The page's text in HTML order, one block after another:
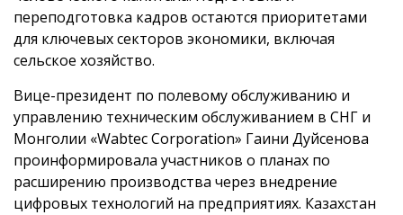
переподготовка кадров остаются приоритетами
для ключевых секторов экономики, включая
сельское хозяйство.
Вице-президент по полевому обслуживанию и
управлению техническим обслуживанием в СНГ и
Монголии «Wabtec Corporation» Гаини Дуйсенова
проинформировала участников о планах по
расширению производства через внедрение
цифровых технологий на предприятиях. Казахстан